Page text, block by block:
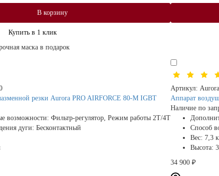
В корзину
Купить в 1 клик
маска в подарок
резки Aurora PRO AIRFORCE 80-M IGBT
возможности: Фильтр-регулятор, Режим работы 2Т/4Т
дуги: Бесконтактный
Артикул:
Аппарат
Наличие по
Способ
Вес: 7,3
Высота:
34 900 ₽